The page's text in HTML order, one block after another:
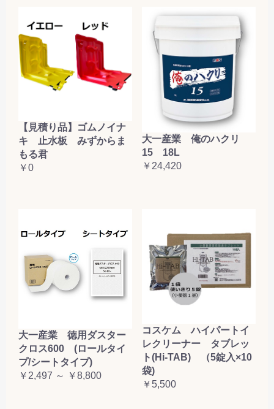
【見積り品】ゴムノイナ
キ 止水板 みずからま
もる君
￥0
大一産業 俺のハクリ
15 18L
￥24,420
大一産業 徳用ダスター
クロス600 (ロールタイ
プ/シートタイプ)
￥2,497 ～ ￥8,800
コスケム ハイパートイ
レクリーナー タブレッ
ト(Hi-TAB) （5錠入×10
袋)
￥5,500